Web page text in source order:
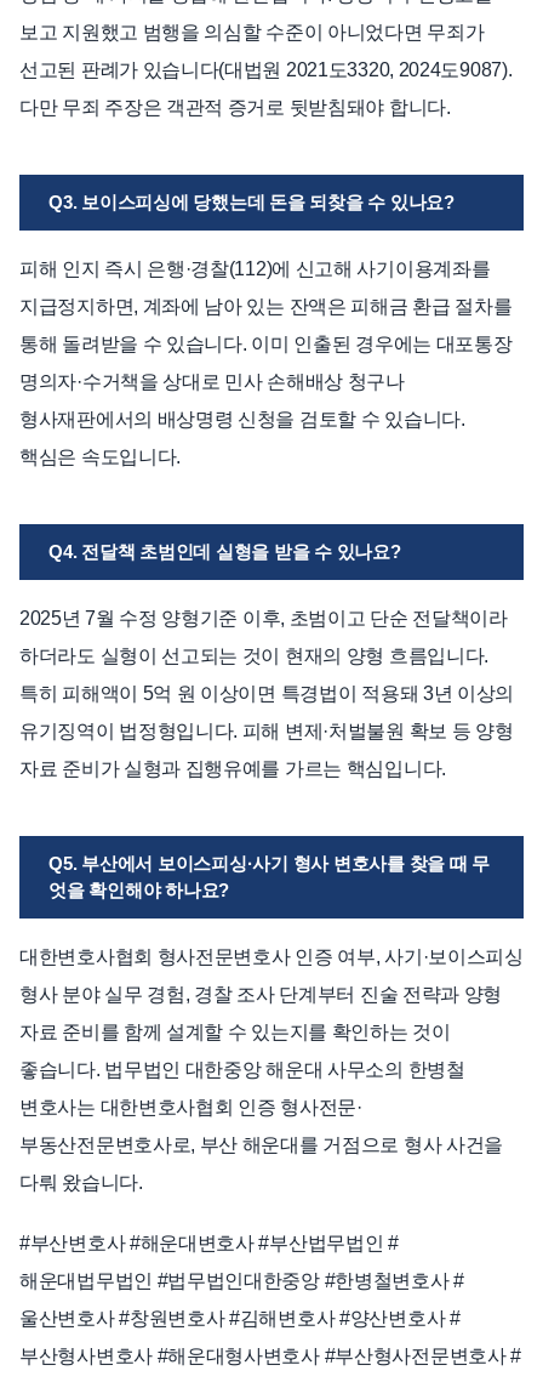
보고 지원했고 범행을 의심할 수준이 아니었다면 무죄가
선고된 판례가 있습니다(대법원 2021도3320, 2024도9087).
다만 무죄 주장은 객관적 증거로 뒷받침돼야 합니다.
Q3. 보이스피싱에 당했는데 돈을 되찾을 수 있나요?
피해 인지 즉시 은행·경찰(112)에 신고해 사기이용계좌를
지급정지하면, 계좌에 남아 있는 잔액은 피해금 환급 절차를
통해 돌려받을 수 있습니다. 이미 인출된 경우에는 대포통장
명의자·수거책을 상대로 민사 손해배상 청구나
형사재판에서의 배상명령 신청을 검토할 수 있습니다.
핵심은 속도입니다.
Q4. 전달책 초범인데 실형을 받을 수 있나요?
2025년 7월 수정 양형기준 이후, 초범이고 단순 전달책이라
하더라도 실형이 선고되는 것이 현재의 양형 흐름입니다.
특히 피해액이 5억 원 이상이면 특경법이 적용돼 3년 이상의
유기징역이 법정형입니다. 피해 변제·처벌불원 확보 등 양형
자료 준비가 실형과 집행유예를 가르는 핵심입니다.
Q5. 부산에서 보이스피싱·사기 형사 변호사를 찾을 때 무
엇을 확인해야 하나요?
대한변호사협회 형사전문변호사 인증 여부, 사기·보이스피싱
형사 분야 실무 경험, 경찰 조사 단계부터 진술 전략과 양형
자료 준비를 함께 설계할 수 있는지를 확인하는 것이
좋습니다. 법무법인 대한중앙 해운대 사무소의 한병철
변호사는 대한변호사협회 인증 형사전문·
부동산전문변호사로, 부산 해운대를 거점으로 형사 사건을
다뤄 왔습니다.
#부산변호사 #해운대변호사 #부산법무법인 #
해운대법무법인 #법무법인대한중앙 #한병철변호사 #
울산변호사 #창원변호사 #김해변호사 #양산변호사 #
부산형사변호사 #해운대형사변호사 #부산형사전문변호사 #